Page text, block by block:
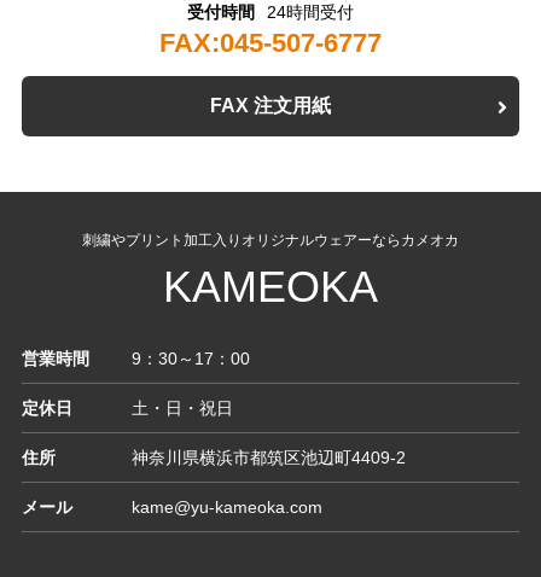
受付時間 24時間受付
FAX:045-507-6777
FAX 注文用紙
刺繍やプリント加工入りオリジナルウェアーならカメオカ
KAMEOKA
営業時間 9：30～17：00
定休日 土・日・祝日
住所 神奈川県横浜市都筑区池辺町4409-2
メール kame@yu-kameoka.com